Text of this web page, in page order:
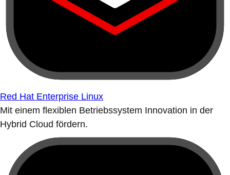
Red Hat Enterprise Linux
Mit einem flexiblen Betriebssystem Innovation in der
Hybrid Cloud fördern.